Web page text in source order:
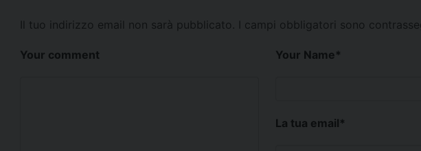
Il tuo indirizzo email non sarà pubblicato. I campi obbligatori sono
Your comment Your Name*
La tua email*